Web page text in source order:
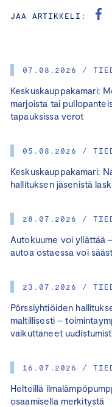
07.08.2026 /
Keskuskauppakamari:
marjoista tai
tapauksissa verot
05.08.2026 /
Keskuskauppakamari:
hallituksen jäsenistä
28.07.2026 /
Autokuume voi yllättää
autoa ostaessa voi
23.07.2026 /
Pörssiyhtiöiden
maltillisesti –
vaikuttaneet
16.07.2026 /
Helteillä
osaamisella merkitystä
JAA ARTIKKELI: